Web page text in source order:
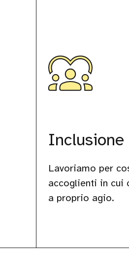
Inclusione
Lavoriamo per
accoglienti in cui
a proprio agio.